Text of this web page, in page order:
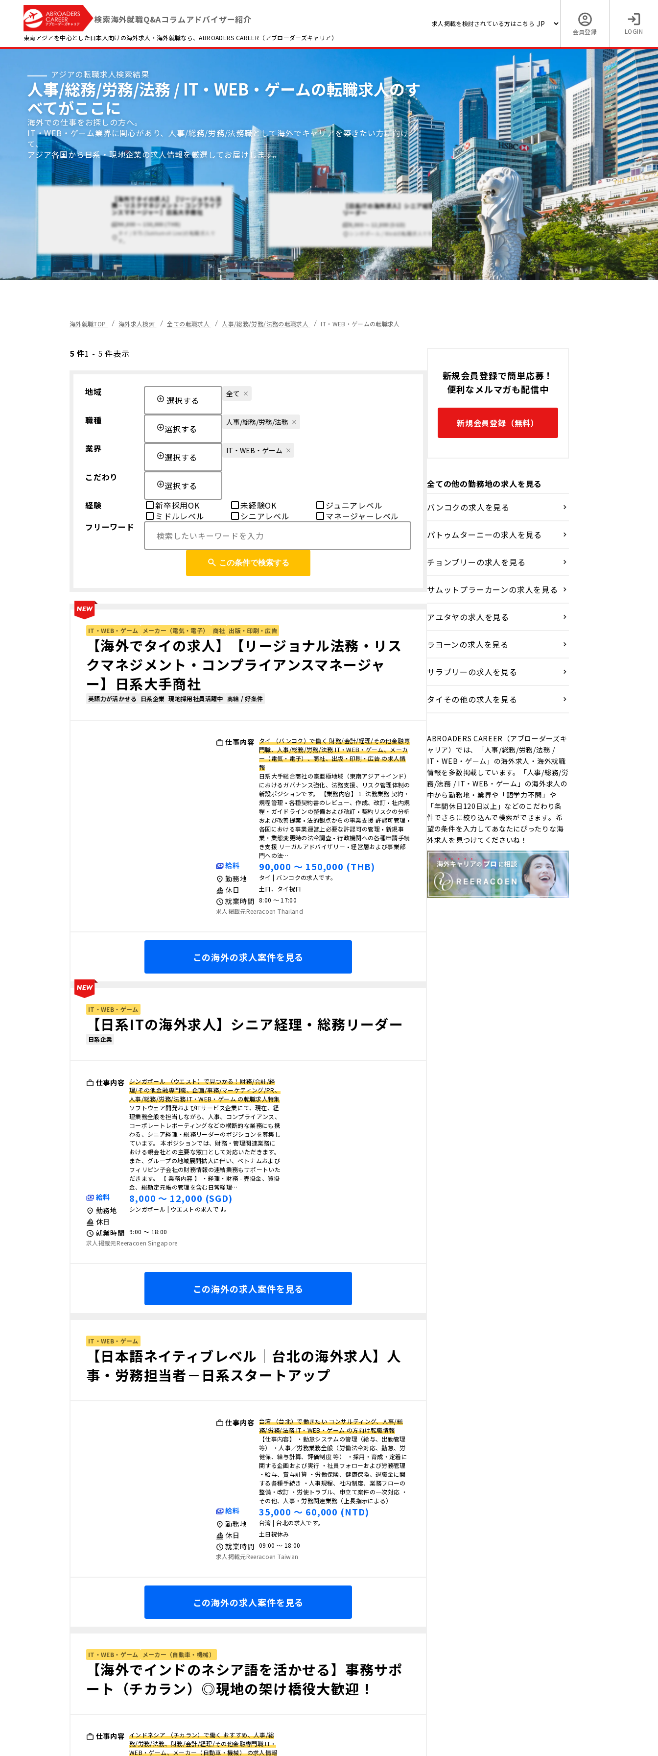
検索海外就職Q&Aコラムアドバイザー紹介
東南アジアを中心とした日本人向けの海外求人・海外就職なら、ABROADERS CAREER（アブローダーズキャリア）
求人掲載を検討されている方はこちら
会員登録
LOGIN
アジアの転職求人検索結果
人事/総務/労務/法務 / IT・WEB・ゲームの転職求人のす
べてがここに
海外での仕事をお探しの方へ。
IT・WEB・ゲーム業界に関心があり、人事/総務/労務/法務職として海外でキャリアを築きたい方に向け
て、
アジア各国から日系・現地企業の求人情報を厳選してお届けします。
【海外でタイの求人】【リージョナル法
務・リスクマネジメント・コンプライア
ンスマネージャー】日系大手商社
90,000 〜 150,000 (THB)
タイ / BTS (Sukhumvit Line)の転職求人で
す。
【日系ITの海外求人】シニア経理・総務
リーダー
8,000 〜 12,000 (SGD)
シンガポール / Westの転職求人です。
【日本語ネイティブレベル｜
求人】人事・労務担当者－日
アップ
35,000 〜 60,000 (NTD)
台湾 / 神奈川,九州/沖縄,台北の
す。
海外就職TOP 海外求人検索 全ての転職求人 人事/総務/労務/法務の転職求人 IT・WEB・ゲームの転職求人
新規会員登録で簡単応募！
便利なメルマガも配信中
新規会員登録（無料）
全ての他の勤務地の求人を見る
バンコクの求人を見る
パトゥムターニーの求人を見る
チョンブリーの求人を見る
サムットプラーカーンの求人を見る
アユタヤの求人を見る
ラヨーンの求人を見る
サラブリーの求人を見る
タイその他の求人を見る
ABROADERS CAREER（アブローダーズキ
ャリア）では、「人事/総務/労務/法務 /
IT・WEB・ゲーム」の海外求人・海外就職
情報を多数掲載しています。「人事/総務/労
務/法務 / IT・WEB・ゲーム」の海外求人の
中から勤務地・業界や「語学力不問」や
「年間休日120日以上」などのこだわり条
件でさらに絞り込んで検索ができます。希
望の条件を入力してあなたにぴったりな海
外求人を見つけてくださいね！
5 件1 - 5 件表示
地域
選択する
全て
職種
選択する
人事/総務/労務/法務
業界
選択する
IT・WEB・ゲーム
こだわり
選択する
経験
新卒採用OK 未経験OK
ジュニアレベル
ミドルレベル
シニアレベル
マネージャーレベル
フリーワード
この条件で検索する
IT・WEB・ゲーム メーカー（電気・電子） 商社 出版・印刷・広告
【海外でタイの求人】【リージョナル法務・リス
クマネジメント・コンプライアンスマネージャ
ー】日系大手商社
英語力が活かせる 日系企業 現地採用社員活躍中 高給 / 好条件
仕事内容 タイ （バンコク）で働く 財務/会計/経理/その他金融専
門職、人事/総務/労務/法務 IT・WEB・ゲーム、メーカ
ー（電気・電子）、商社、出版・印刷・広告 の求人情
報
日系大手総合商社の豪亜極地域（東南アジア＋インド）
におけるガバナンス強化、法務支援、リスク管理体制の
新設ポジションです。 【業務内容】 1. 法務業務 契約・
規程管理 • 各種契約書のレビュー、作成、改訂 • 社内規
程・ガイドラインの整備および改訂 • 契約リスクの分析
および改善提案 • 法的観点からの事業支援 許認可管理 •
各国における事業運営上必要な許認可の管理 • 新規事
業・業態変更時の法令調査 • 行政機関への各種申請手続
き支援 リーガルアドバイザリー • 経営層および事業部
門への法…
給料 90,000 〜 150,000 (THB)
勤務地 タイ | バンコクの求人です。
休日 土日、タイ祝日
就業時間
8:00 〜 17:00
求人掲載元Reeracoen Thailand
この海外の求人案件を見る
IT・WEB・ゲーム
【日系ITの海外求人】シニア経理・総務リーダー
日系企業
仕事内容 シンガポール （ウエスト）で見つかる！財務/会計/経
理/その他金融専門職、企画/事務/マーケティング/PR、
人事/総務/労務/法務 IT・WEB・ゲーム の転職求人特集
ソフトウェア開発およびITサービス企業にて、現在、経
理業務全般を担当しながら、人事、コンプライアンス、
コーポレートレポーティングなどの横断的な業務にも携
わる、シニア経理・総務リーダーのポジションを募集し
ています。 本ポジションでは、財務・管理関連業務に
おける親会社との主要な窓口として対応いただきます。
また、グループの地域展開拡大に伴い、ベトナムおよび
フィリピン子会社の財務情報の連結業務もサポートいた
だきます。 【 業務内容 】 ・経理・財務 - 売掛金、買掛
金、総勘定元帳の管理を含む日常経理…
給料 8,000 〜 12,000 (SGD)
勤務地 シンガポール | ウエストの求人です。
休日
就業時間 9:00 〜 18:00
求人掲載元Reeracoen Singapore
この海外の求人案件を見る
IT・WEB・ゲーム
【日本語ネイティブレベル｜台北の海外求人】人
事・労務担当者－日系スタートアップ
仕事内容 台湾 （台北）で働きたい コンサルティング、人事/総
務/労務/法務 IT・WEB・ゲーム の方向け転職情報
【仕事内容】 ・勤怠システムの管理（給与、出勤管理
等） ・人事／労務業務全般（労働法令対応、勤怠、労
健保、給与計算、評価制度 等） ・採用・育成・定着に
関する企画および実行 ・社員フォローおよび労務管理
・給与、賞与計算 ・労働保険、健康保険、退職金に関
する各種手続き ・人事規程、社内制度、業務フローの
整備・改訂 ・労使トラブル、申立て案件の一次対応 ・
その他、人事・労務関連業務（上長指示による）
給料 35,000 〜 60,000 (NTD)
勤務地 台湾 | 台北の求人です。
休日 土日祝休み
就業時間 09:00 〜 18:00
求人掲載元Reeracoen Taiwan
この海外の求人案件を見る
IT・WEB・ゲーム メーカー（自動車・機械）
【海外でインドのネシア語を活かせる】事務サポ
ート（チカラン）◎現地の架け橋役大歓迎！
仕事内容 インドネシア （チカラン）で働く おすすめ、人事/総
務/労務/法務、財務/会計/経理/その他金融専門職 IT・
WEB・ゲーム、メーカー（自動車・機械） の求人情報